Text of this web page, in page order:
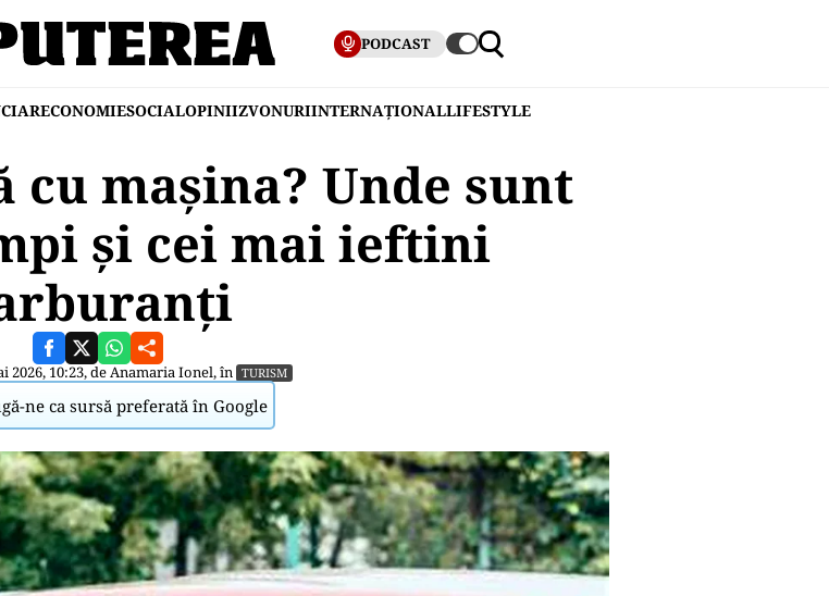
PODCAST
ECONOMIESOCIALOPINIIZVONURIINTERNAȚIONALLIFESTYLE
cu mașina? Unde sunt
și cei mai ieftini
2026, 10:23, deAnamaria Ionel, în TURISM
ne ca sursă preferată în Google